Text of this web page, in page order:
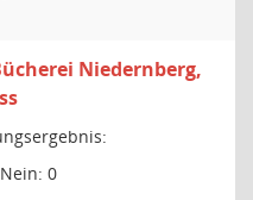
Niedernberg,
0